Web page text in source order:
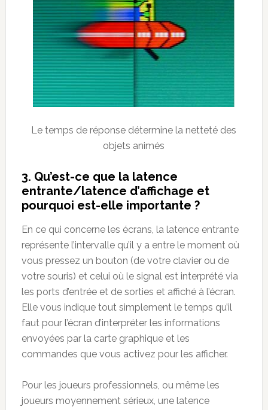
Le temps de réponse détermine la netteté des
objets animés
3. Qu’est-ce que la latence
entrante/latence d’affichage et
pourquoi est-elle importante ?
En ce qui concerne les écrans, la latence entrante
représente l’intervalle qu’il y a entre le moment où
vous pressez un bouton (de votre clavier ou de
votre souris) et celui où le signal est interprété via
les ports d’entrée et de sorties et affiché à l’écran.
Elle vous indique tout simplement le temps qu’il
faut pour l’écran d’interpréter les informations
envoyées par la carte graphique et les
commandes que vous activez pour les afficher.
Pour les joueurs professionnels, ou même les
joueurs moyennement sérieux, une latence